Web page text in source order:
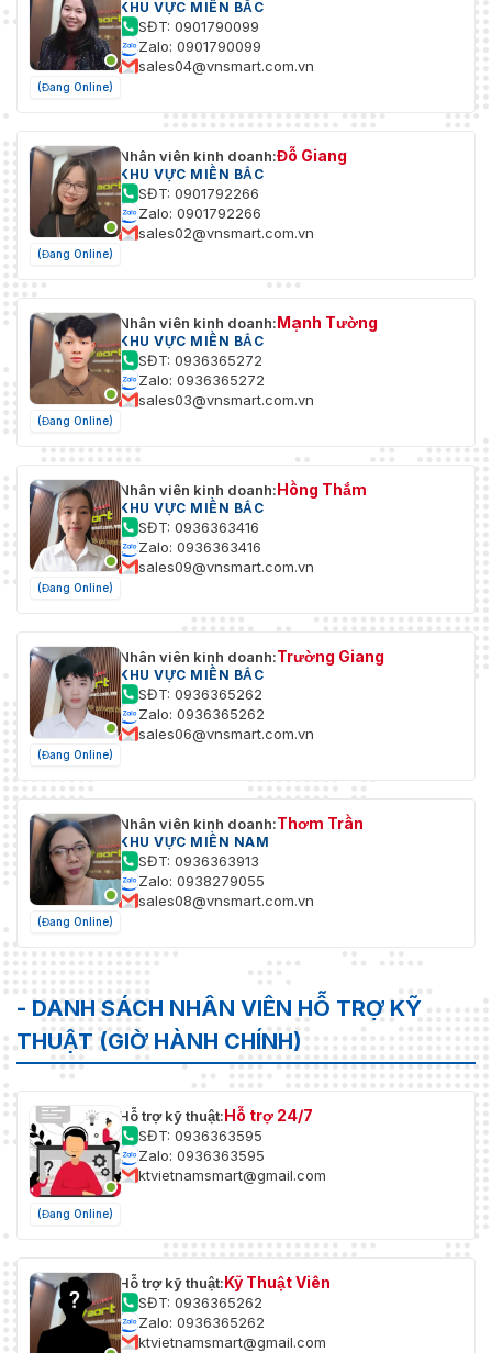
(Đang Online)
KHU VỰC MIỀN BẮC
SĐT: 0901790099
Zalo: 0901790099
sales04@vnsmart.com.vn
(Đang Online)
Nhân viên kinh doanh:Đỗ Giang
KHU VỰC MIỀN BẮC
SĐT: 0901792266
Zalo: 0901792266
sales02@vnsmart.com.vn
(Đang Online)
Nhân viên kinh doanh:Mạnh Tường
KHU VỰC MIỀN BẮC
SĐT: 0936365272
Zalo: 0936365272
sales03@vnsmart.com.vn
(Đang Online)
Nhân viên kinh doanh:Hồng Thắm
KHU VỰC MIỀN BẮC
SĐT: 0936363416
Zalo: 0936363416
sales09@vnsmart.com.vn
(Đang Online)
Nhân viên kinh doanh:Trường Giang
KHU VỰC MIỀN BẮC
SĐT: 0936365262
Zalo: 0936365262
sales06@vnsmart.com.vn
(Đang Online)
Nhân viên kinh doanh:Thơm Trần
KHU VỰC MIỀN NAM
SĐT: 0936363913
Zalo: 0938279055
sales08@vnsmart.com.vn
- DANH SÁCH NHÂN VIÊN HỖ TRỢ KỸ
THUẬT (GIỜ HÀNH CHÍNH)
(Đang Online)
Hỗ trợ kỹ thuật:Hỗ trợ 24/7
SĐT: 0936363595
Zalo: 0936363595
ktvietnamsmart@gmail.com
Hỗ trợ kỹ thuật:Kỹ Thuật Viên
SĐT: 0936365262
Zalo: 0936365262
ktvietnamsmart@gmail.com